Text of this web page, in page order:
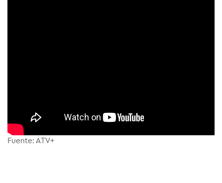
Fuente: ATV+